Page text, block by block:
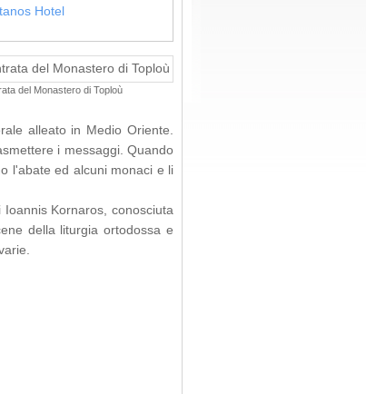
Itanos Hotel
del Monastero di Toploù
alleato in Medio Oriente.
i messaggi. Quando
l'abate ed alcuni monaci e li
Kornaros, conosciuta
della liturgia ortodossa e